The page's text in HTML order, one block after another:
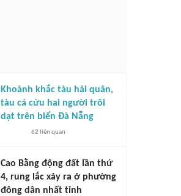
Khoảnh khắc tàu hải quân,
tàu cá cứu hai người trôi
dạt trên biển Đà Nẵng
62 liên quan
Cao Bằng động đất lần thứ
4, rung lắc xảy ra ở phường
đông dân nhất tỉnh